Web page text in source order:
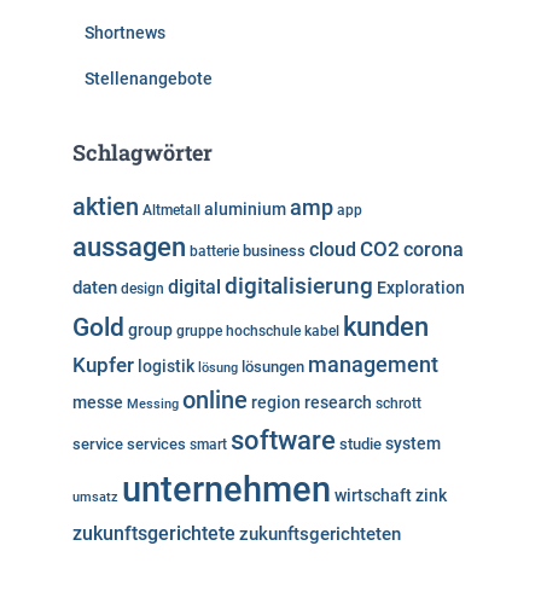
Shortnews
Stellenangebote
Schlagwörter
aktien Altmetall aluminiumamp app
aussagen batterie business cloud CO2 corona
daten design digital digitalisierung Exploration
Gold group gruppe hochschule kabel kunden
Kupfer logistik lösung lösungen management
messe Messing online region research schrott
service services smart software studie system
umsatz unternehmen wirtschaftzink
zukunftsgerichtete zukunftsgerichteten